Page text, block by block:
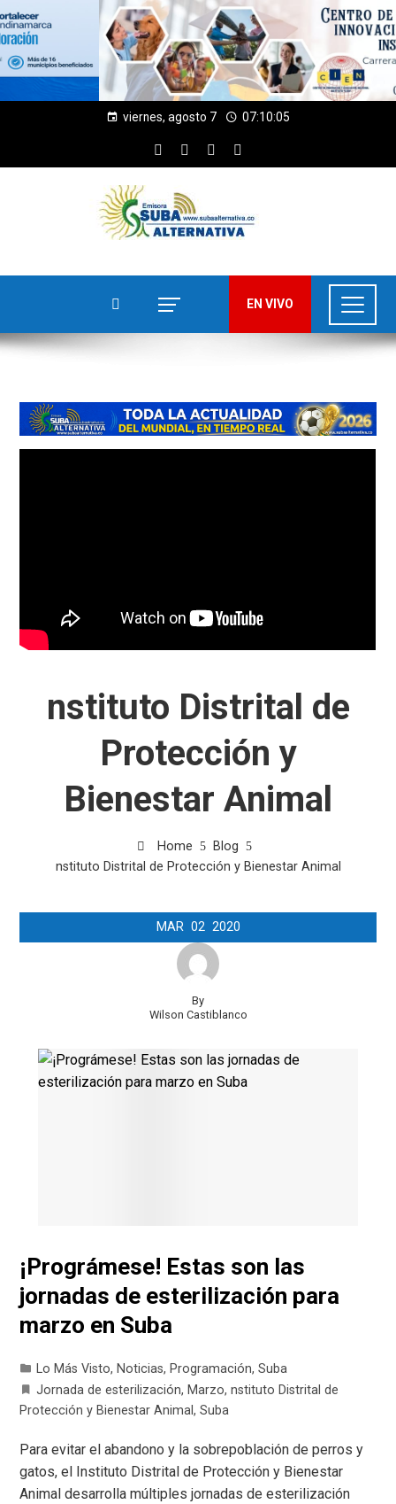
viernes, agosto 7 07:10:05
EN VIVO
nstituto Distrital de
Protección y
Bienestar Animal
Home
Blog
nstituto Distrital de Protección y Bienestar Animal
MAR 02 2020
By
Wilson Castiblanco
¡Prográmese! Estas son las
jornadas de esterilización para
marzo en Suba
Lo Más Visto, Noticias, Programación,Suba
Jornada de esterilización, Marzo,nstituto Distrital de
Protección y Bienestar Animal,Suba
Para evitar el abandono y la sobrepoblación de perros y
gatos, el Instituto Distrital de Protección y Bienestar
Animal desarrolla múltiples jornadas de esterilización